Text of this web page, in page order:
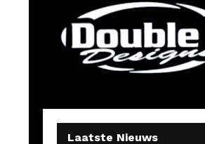
Laatste Nieuws